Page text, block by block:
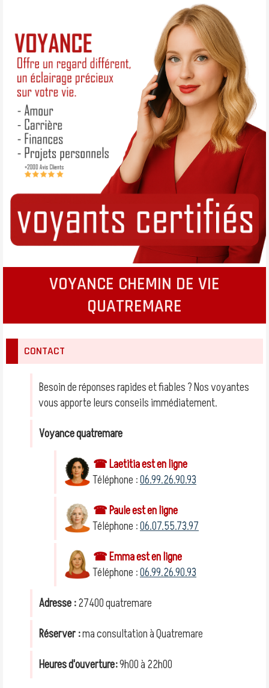
VOYANCE CHEMIN DE VIE
QUATREMARE
CONTACT
Besoin de réponses rapides et fiables ? Nos voyantes
vous apporte leurs conseils immédiatement.
Voyance quatremare
☎ Laetitia est en ligne
Téléphone :06.99.26.90.93
☎ Paule est en ligne
Téléphone :06.07.55.73.97
☎ Emma est en ligne
Téléphone :06.99.26.90.93
Adresse :27400 quatremare
Réserver :ma consultation à Quatremare
Heures d'ouverture:9h00 à 22h00